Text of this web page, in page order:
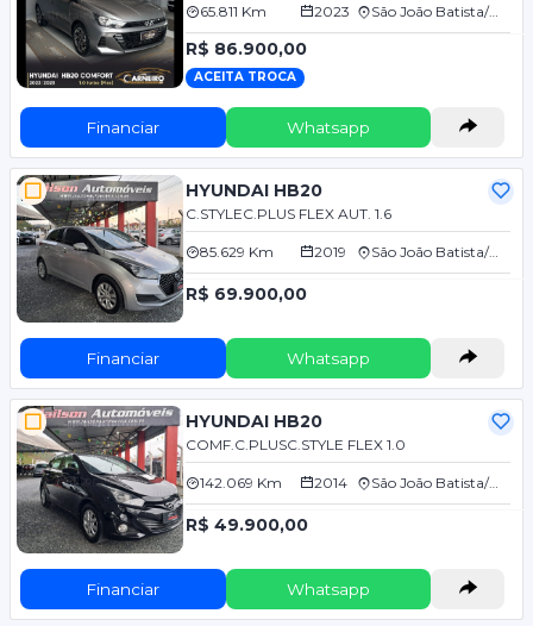
65.811 Km
2023 São João Batista/SC
R$ 86.900,00
ACEITA TROCA
Financiar Whatsapp
HYUNDAI HB20
C.STYLEC.PLUS FLEX AUT. 1.6
85.629 Km 2019 São João Batista/SC
R$ 69.900,00
Financiar Whatsapp
HYUNDAI HB20
COMF.C.PLUSC.STYLE FLEX 1.0
142.069 Km 2014 São João Batista/SC
R$ 49.900,00
Financiar Whatsapp